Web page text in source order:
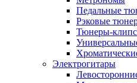
Педальные
Рэковые
Тюнеры-
Электрогитары